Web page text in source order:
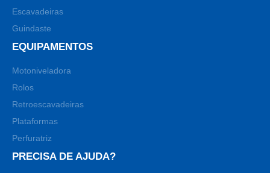
Escavadeiras
Guindaste
EQUIPAMENTOS
Motoniveladora
Rolos
Retroescavadeiras
Plataformas
Perfuratriz
PRECISA DE AJUDA?